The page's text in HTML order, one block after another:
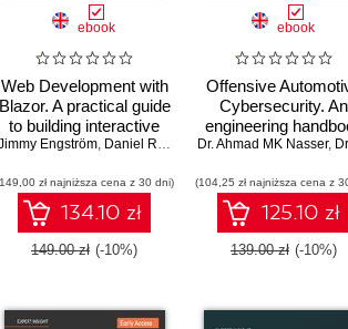
, Vahid Mirjalili,Dmytro Dzhulgakov
ebook
Web Development with
Blazor. A practical guide
to building interactive
UIs with C# 14 and
Edition
Engström, Daniel Roth
zł najniższa cena z 30 dni)
134.10 zł
149.00 zł (-10%)
ebook
Offensive
Cybersecurity. An
engineering
for exploiting
Dr. Ahmad MK Nasser, Dr. Dennis
(104,25 zł najniższa cena z
125.10 zł
139.00 zł (-10%)